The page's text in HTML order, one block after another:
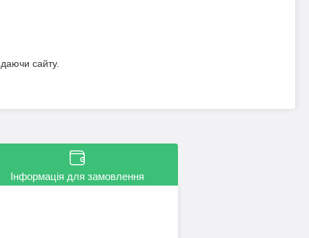
сайту.
Інформація для замовлення